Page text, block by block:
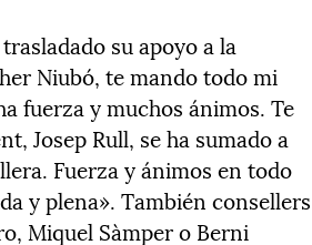
su apoyo a la
Niubó, te mando todo mi
fuerza y muchos ánimos. Te
Josep Rull, se ha sumado a
Fuerza y ánimos en todo
y plena». También consellers
Miquel Sàmper o Berni